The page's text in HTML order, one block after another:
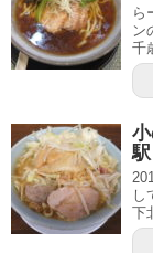
ら
ン
千
し
下